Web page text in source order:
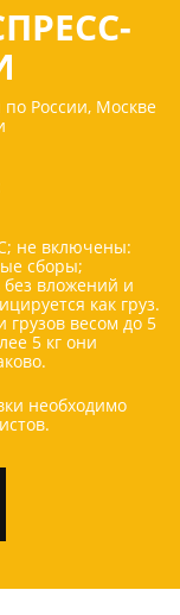
России, Москве
не включены:
сборы;
вложений и
как груз.
грузов весом до 5
5 кг они
необходимо